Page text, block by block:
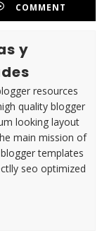
COMMENT
y
resources
quality blogger
looking layout
main mission of
templates
seo optimized